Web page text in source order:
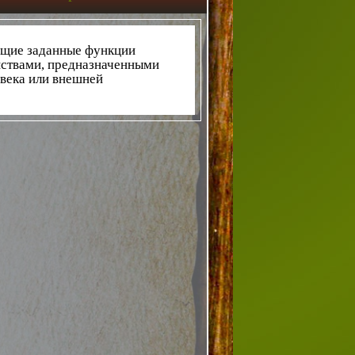
заданные функции
предназначенными
или внешней
nnслужат для обеспечения
широкого назначения –
дом», производственные
системы контроля,
модем марки Siemens,
голосовые каналы
системы оповещения
и т. п. Для приема
объектах, оборудованных